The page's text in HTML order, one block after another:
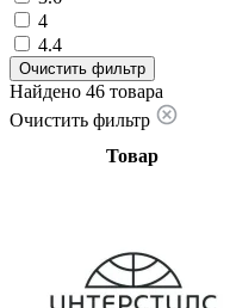
4
4.4
Очистить фильтр
Найдено 46 товара
Очистить фильтр
Товар